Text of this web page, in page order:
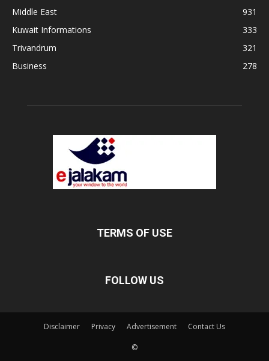
Middle East
931
Kuwait Informations
333
Trivandrum
321
Business
278
TERMS OF USE
FOLLOW US
Disclaimer Privacy Advertisement Contact Us
©